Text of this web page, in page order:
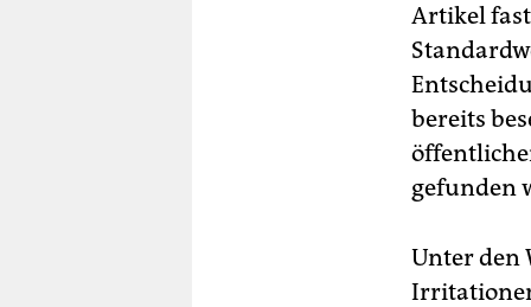
Artikel
bereits
gefunden
Unter den